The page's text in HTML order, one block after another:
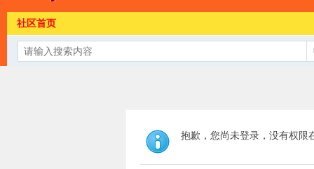
社区首页
抱歉，您尚未登录，没有权限